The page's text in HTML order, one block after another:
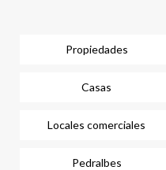
Propiedades
Casas
Locales comerciales
Pedralbes